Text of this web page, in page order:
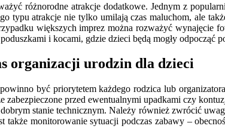
różnorodne atrakcje dodatkowe. Jednym z
typu atrakcje nie tylko umilają czas maluchom, ale
większych imprez można rozważyć wynajęcie
i kocami, gdzie dzieci będą mogły odpocząć
organizacji urodzin dla dzieci
być priorytetem każdego rodzica lub
przed ewentualnymi upadkami czy
stanie technicznym. Należy również zwrócić
monitorowanie sytuacji podczas zabawy –